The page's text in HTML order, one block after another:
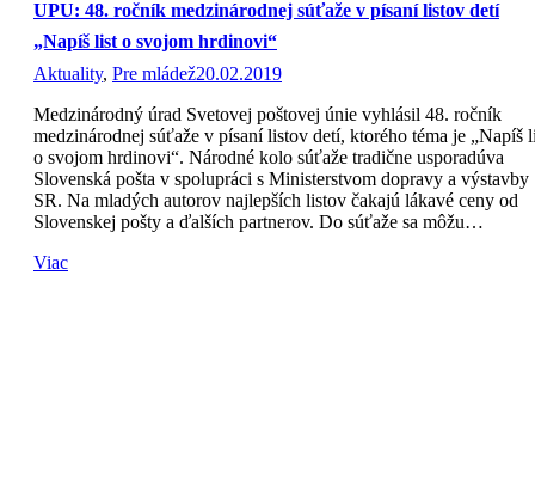
UPU: 48. ročník medzinárodnej súťaže v písaní listov detí
„Napíš list o svojom hrdinovi“
Aktuality, Pre mládež20.02.2019
Medzinárodný úrad Svetovej poštovej únie vyhlásil 48. ročník
medzinárodnej súťaže v písaní listov detí, ktorého téma je „Napíš
o svojom hrdinovi“. Národné kolo súťaže tradične usporadúva
Slovenská pošta v spolupráci s Ministerstvom dopravy a výstavby
SR. Na mladých autorov najlepších listov čakajú lákavé ceny od
Slovenskej pošty a ďalších partnerov. Do súťaže sa môžu…
Viac